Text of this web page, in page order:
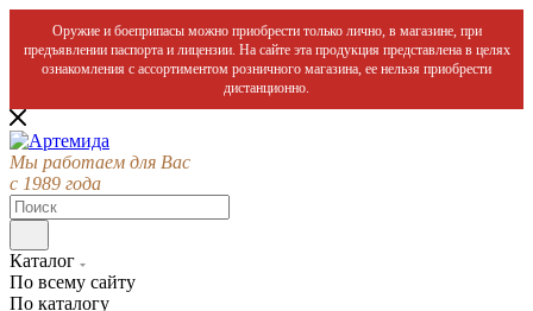
Оружие и боеприпасы можно приобрести только лично, в магазине, при
предъявлении паспорта и лицензии. На сайте эта продукция представлена в целях
ознакомления с ассортиментом розничного магазина, ее нельзя приобрести
дистанционно.
Мы работаем для Вас
с 1989 года
Каталог
По всему сайту
По каталогу